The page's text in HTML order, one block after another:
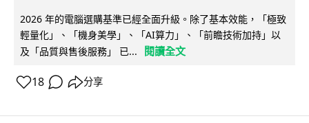
2026 年的電腦選購基準已經全面升級。除了基本效能，「極致
輕量化」、「機身美學」、「AI算力」、「前瞻技術加持」以
及「品質與售後服務」 已...
閱讀全文
18 分享